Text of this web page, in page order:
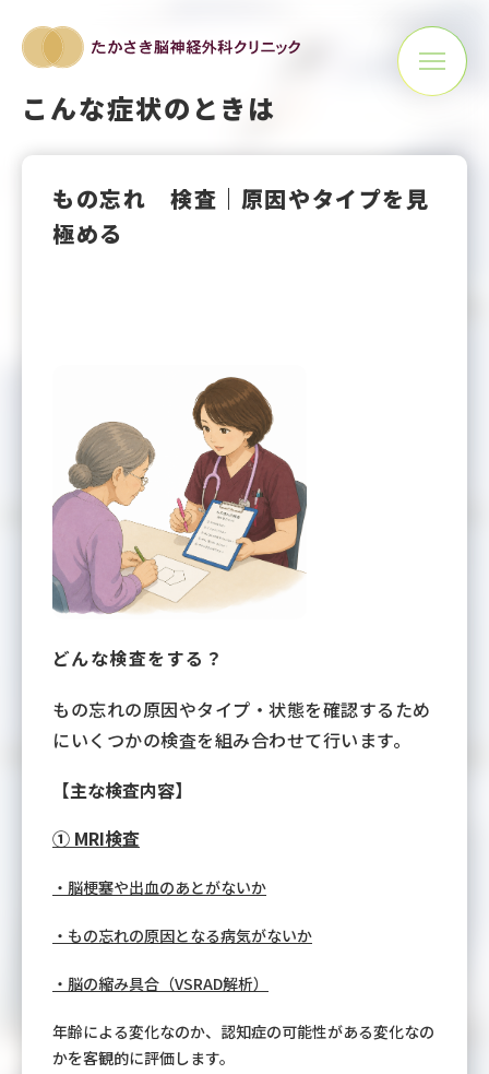
こんな症状のときは
もの忘れ 検査｜原因やタイプを見
極める
どんな検査をする？
もの忘れの原因やタイプ・状態を確認するため
にいくつかの検査を組み合わせて行います。
【主な検査内容】
① MRI検査
・脳梗塞や出血のあとがないか
・もの忘れの原因となる病気がないか
・脳の縮み具合（VSRAD解析）
年齢による変化なのか、認知症の可能性がある変化なの
かを客観的に評価します。